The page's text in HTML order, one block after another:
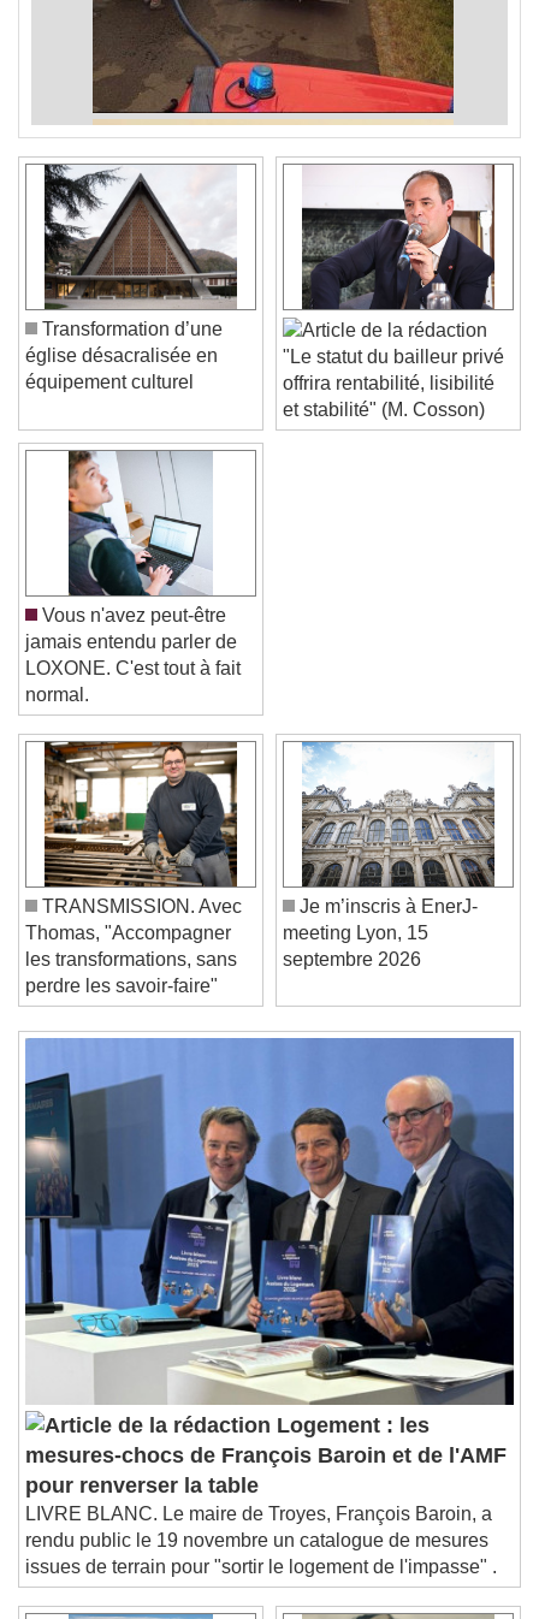
Video Player is loading.
Play Video
Play
Skip Backward
Skip Forward
Unmute
Current Time 0:00
/
Duration-:-
Loaded:0%
Seek to live, currently behind liveLIVE
Playback Rate
Chapters
Descriptions
descriptions off , selected
Subtitles
subtitles settings, opens subtitles
settings dialog
subtitles off, selected
Audio Track
Picture-in-Picture
Fullscreen
This is a modal window.
Beginning of dialog window. Escape will cancel
and close the window.
Text
Transformation d’une
église désacralisée en
"Le statut du bailleur privé
offrira rentabilité, lisibilité
et stabilité" (M. Cosson)
Vous n'avez peut-être
jamais entendu parler de
LOXONE. C'est tout à fait
normal.
TRANSMISSION. Avec
Thomas, "Accompagner
les transformations, sans
perdre les savoir-faire"
Je m’inscris à EnerJ-
meeting Lyon, 15
Logement : les
mesures-chocs de François Baroin et de l'AMF
pour renverser la table
LIVRE BLANC. Le maire de Troyes, François Baroin, a
rendu public le 19 novembre un catalogue de mesures
issues de terrain pour "sortir le logement de l'impasse" .